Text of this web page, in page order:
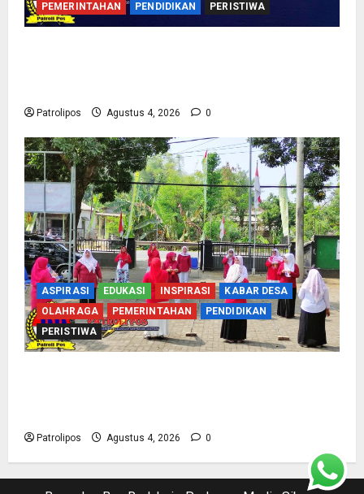
PEMERINTAHAN
PENDIDIKAN PERISTIWA
Patrolipos Agustus 4, 2026 0
ASPIRASI EDUKASI INSPIRASI
KABAR DESA
OLAHRAGA
PEMERINTAHAN
PENDIDIKAN
PERISTIWA
Patrolipos Agustus 4, 2026 0